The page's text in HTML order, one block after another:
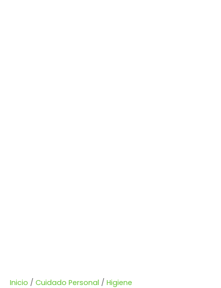
Inicio / Cuidado Personal / Higiene